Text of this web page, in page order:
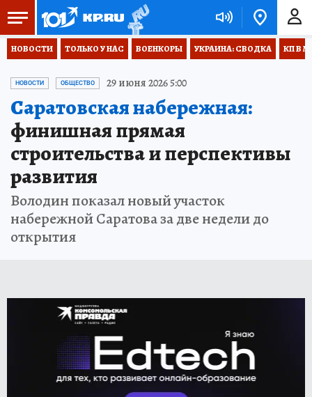
НОВОСТИ ТОЛЬКО У НАС ВОЕНКОРЫ УКРАИНА: СВОДКА КП В
НОВОСТИ ОБЩЕСТВО 29 июня 2026 5:00
Саратовская набережная:
финишная прямая
строительства и перспективы
развития
Володин показал новый участок
набережной Саратова за две недели до
открытия